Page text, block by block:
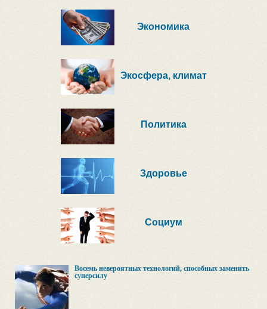
Экономика
Экосфера, климат
Политика
Здоровье
Социум
Восемь невероятных технологий, способных заменить
суперсилу